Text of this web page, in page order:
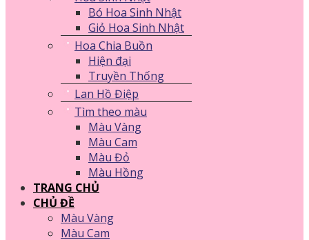
Bó Hoa Sinh Nhật
Giỏ Hoa Sinh Nhật
Hoa Chia Buồn
Hiện đại
Truyền Thống
Lan Hồ Điệp
Tìm theo màu
Màu Vàng
Màu Cam
Màu Đỏ
Màu Hồng
TRANG CHỦ
CHỦ ĐỀ
Màu Vàng
Màu Cam